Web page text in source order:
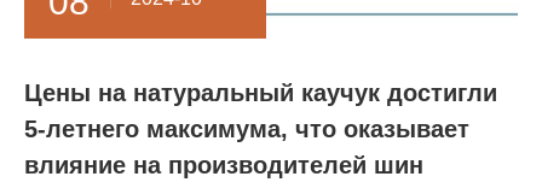
Цены на натуральный каучук достигли
5-летнего максимума, что оказывает
влияние на производителей шин